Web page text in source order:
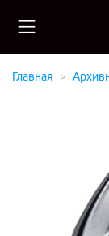
Главная